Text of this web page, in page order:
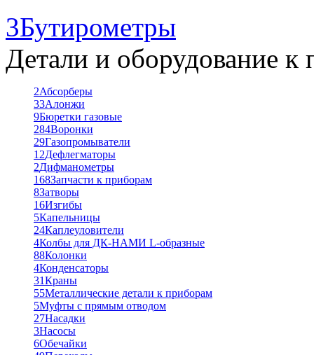
3Бутирометры
Детали и оборудование к
2Абсорберы
33Алонжи
9Бюретки газовые
284Воронки
29Газопромыватели
12Дефлегматоры
2Дифманометры
168Запчасти к приборам
8Затворы
16Изгибы
5Капельницы
24Каплеуловители
4Колбы для ДК-НАМИ L-образные
88Колонки
4Конденсаторы
31Краны
55Металлические детали к приборам
5Муфты с прямым отводом
27Насадки
3Насосы
6Обечайки